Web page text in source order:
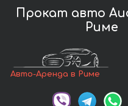
Прокат авто
Риме
Авто-Аренда в Риме